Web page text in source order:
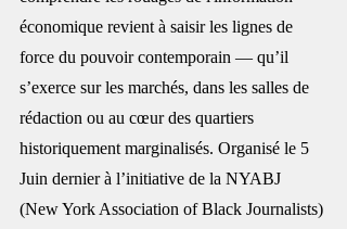
économique revient à saisir les lignes de
force du pouvoir contemporain — qu’il
s’exerce sur les marchés, dans les salles de
rédaction ou au cœur des quartiers
historiquement marginalisés. Organisé le 5
Juin dernier à l’initiative de la NYABJ
(New York Association of Black Journalists)